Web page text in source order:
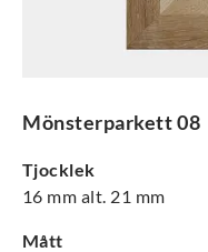
Mönsterparkett 08
Tjocklek
16 mm alt. 21 mm
Mått